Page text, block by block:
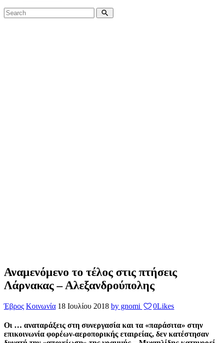
Αναμενόμενο το τέλος στις πτήσεις
Λάρνακας – Αλεξανδρούπολης
Έβρος Κοινωνία 18 Ιουλίου 2018 by gnomi 0Likes
Οι … αναταράξεις στη συνεργασία και τα «παράσιτα» στην
επικοινωνία φορέων-αεροπορικής εταιρείας, δεν κατέστησαν